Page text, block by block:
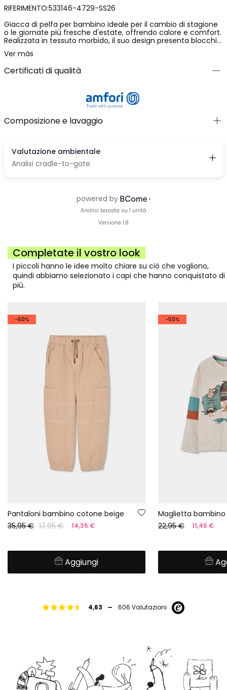
RIFERIMENTO:533146-4729-SS26
Giacca di pelfa per bambino ideale per il cambio di stagione
o le giornate più fresche d'estate, offrendo calore e comfort.
Realizzata in tessuto morbido, il suo design presenta blocchi
di colore verde e terracotta, completati da un pratico
cappuccio. La chiusura con cerniera ne facilita l'uso
quotidiano. È un capo versatile disponibile in taglie per
bambini da 12 mesi a 10 anni. Perfetta per abbinare con jeans
Ver más
Certificati di qualità
Composizione e lavaggio
Completate il vostro look
I piccoli hanno le idee molto chiare su ciò che vogliono,
quindi abbiamo selezionato i capi che hanno conquistato di
più.
-60%
Pantaloni bambino cotone beige
35,95 € 17,95 € 14,35 €
Aggiungi
-50%
22,95 € 11,45 €
4,63 - 606 Valutazioni